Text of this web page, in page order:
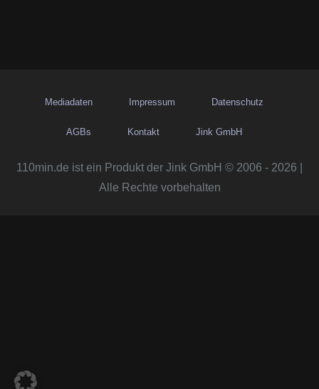
Mediadaten Impressum Datenschutz
AGBs Kontakt Jink GmbH
110min.de ist ein Produkt der Jink GmbH © 2006 - 2026 |
Alle Rechte vorbehalten